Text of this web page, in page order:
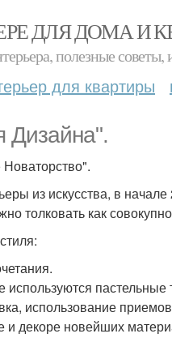
ДЛЯ ДОМА И
полезные советы,
для квартиры
Дизайна".
из искусства, в начале
толковать как
используются
использование
и декоре новейших